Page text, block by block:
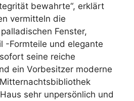
bewahrte“, erklärt
vermitteln die
Fenster,
-Formteile und elegante
seine reiche
ein Vorbesitzer moderne
sehr unpersönlich und